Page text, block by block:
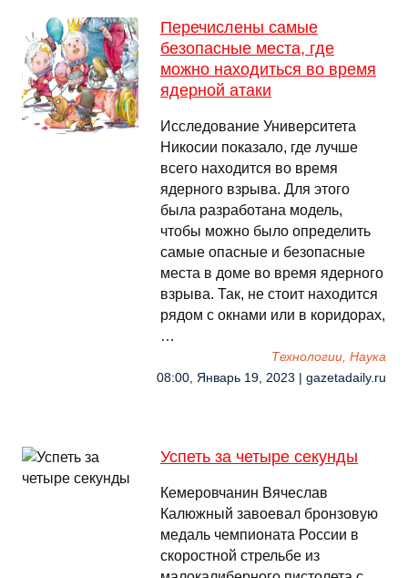
Перечислены самые
безопасные места, где
можно находиться во время
ядерной атаки
Исследование Университета
Никосии показало, где лучше
всего находится во время
ядерного взрыва. Для этого
была разработана модель,
чтобы можно было определить
самые опасные и безопасные
места в доме во время ядерного
взрыва. Так, не стоит находится
рядом с окнами или в коридорах,
…
Технологии, Наука
08:00, Январь 19, 2023 | gazetadaily.ru
Успеть за четыре секунды
Кемеровчанин Вячеслав
Калюжный завоевал бронзовую
медаль чемпионата России в
скоростной стрельбе из